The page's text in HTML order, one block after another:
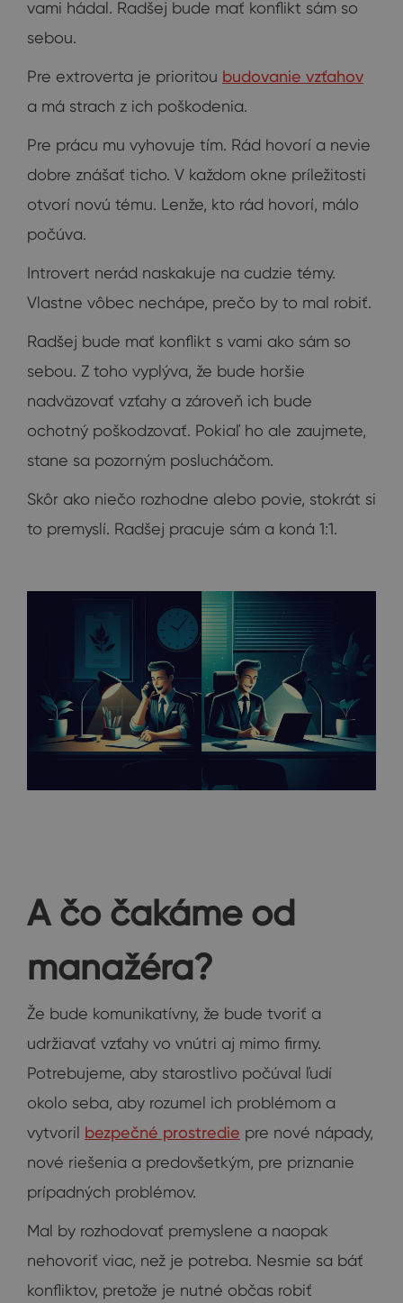
vami hádal. Radšej bude mať konflikt sám so
sebou.
Pre extroverta je prioritou budovanie vzťahov
a má strach z ich poškodenia.
Pre prácu mu vyhovuje tím. Rád hovorí a nevie
dobre znášať ticho. V každom okne príležitosti
otvorí novú tému. Lenže, kto rád hovorí, málo
počúva.
Introvert nerád naskakuje na cudzie témy.
Vlastne vôbec nechápe, prečo by to mal robiť.
Radšej bude mať konflikt s vami ako sám so
sebou. Z toho vyplýva, že bude horšie
nadväzovať vzťahy a zároveň ich bude
ochotný poškodzovať. Pokiaľ ho ale zaujmete,
stane sa pozorným poslucháčom.
Skôr ako niečo rozhodne alebo povie, stokrát si
to premyslí. Radšej pracuje sám a koná 1:1.
A čo čakáme od
manažéra?
Že bude komunikatívny, že bude tvoriť a
udržiavať vzťahy vo vnútri aj mimo firmy.
Potrebujeme, aby starostlivo počúval ľudí
okolo seba, aby rozumel ich problémom a
vytvoril bezpečné prostredie pre nové nápady,
nové riešenia a predovšetkým, pre priznanie
prípadných problémov.
Mal by rozhodovať premyslene a naopak
nehovoriť viac, než je potreba. Nesmie sa báť
konfliktov, pretože je nutné občas robiť